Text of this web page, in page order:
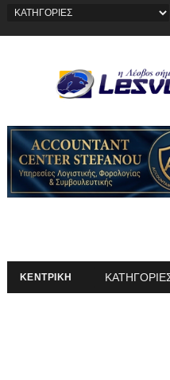
ΚΕΝΤΡΙΚΗ